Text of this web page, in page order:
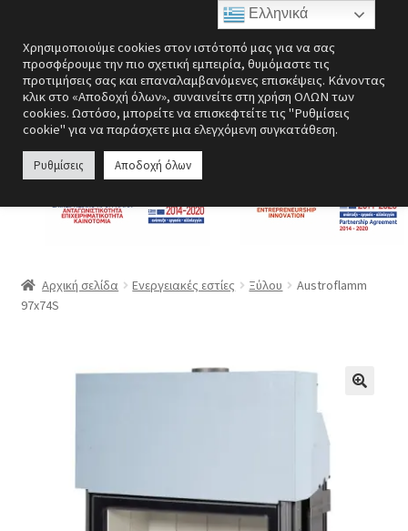
μετάβαση
στην
πλοήγηση
σε
περιεχόμενο
Ενεργειακές εστίες
υπό-
μενού
Ανεμιστήρες
Αρχική σελίδα Ενεργειακές εστίες Ξύλου
Austroflamm
97x74S
Χρησιμοποιούμε cookies στον ιστότοπό μας για να σας
προσφέρουμε την πιο σχετική εμπειρία, θυμόμαστε τις
προτιμήσεις σας και επαναλαμβανόμενες επισκέψεις. Κάνοντας
κλικ στο «Αποδοχή όλων», συναινείτε στη χρήση ΟΛΩΝ των
cookies. Ωστόσο, μπορείτε να επισκεφτείτε τις "Ρυθμίσεις
cookie" για να παράσχετε μια ελεγχόμενη συγκατάθεση.
Ρυθμίσεις Αποδοχή όλων
Ελληνικά